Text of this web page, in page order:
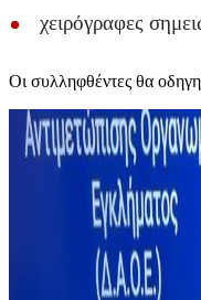
χειρόγραφες
Οι συλληφθέντες θα